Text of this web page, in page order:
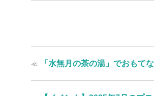
稿
ナ
≪
過
の
投
「水無月の茶の湯」でおもて